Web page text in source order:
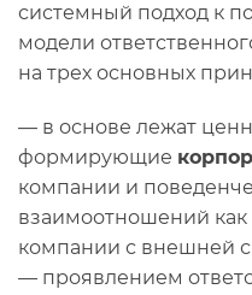
системный подход к
модели
на трех основных
— в основе лежат
формирующие
компании и
взаимоотношений как
компании с внешней
— проявлением